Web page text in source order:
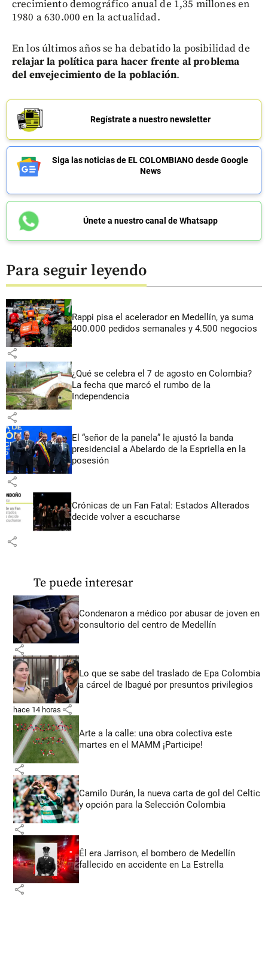
crecimiento demográfico anual de 1,35 millones en
1980 a 630.000 en la actualidad.
En los últimos años se ha debatido la posibilidad de
relajar la política para hacer frente al problema
del envejecimiento de la población.
Regístrate a nuestro newsletter
Siga las noticias de EL COLOMBIANO desde Google
News
Únete a nuestro canal de Whatsapp
Para seguir leyendo
Rappi pisa el acelerador en Medellín, ya suma
400.000 pedidos semanales y 4.500 negocios
share
¿Qué se celebra el 7 de agosto en Colombia?
La fecha que marcó el rumbo de la
Independencia
share
El “señor de la panela” le ajustó la banda
presidencial a Abelardo de la Espriella en la
posesión
share
Crónicas de un Fan Fatal: Estados Alterados
decide volver a escucharse
share
Te puede interesar
Condenaron a médico por abusar de joven en
consultorio del centro de Medellín
share
Lo que se sabe del traslado de Epa Colombia
a cárcel de Ibagué por presuntos privilegios
hace 14 horas share
Arte a la calle: una obra colectiva este
martes en el MAMM ¡Participe!
share
Camilo Durán, la nueva carta de gol del Celtic
y opción para la Selección Colombia
share
Él era Jarrison, el bombero de Medellín
fallecido en accidente en La Estrella
share